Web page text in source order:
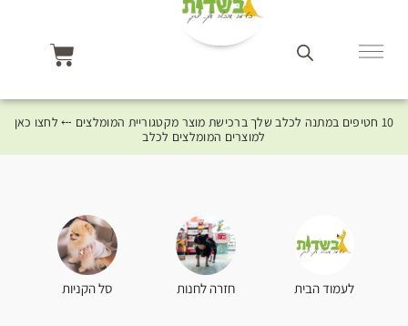
10 חטיפים במתנה לכלב שלך ברכישת מוצר מקטגוריית המומלצים ⤎ לחצו כאן
למוצרים המומלצים לכלב
לעמוד הבית חזרה לחנות סל הקניות